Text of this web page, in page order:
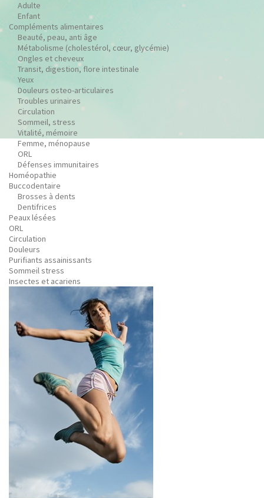
Adulte
Enfant
Compléments alimentaires
Beauté, peau, anti âge
Métabolisme (cholestérol, cœur, glycémie)
Ongles et cheveux
Transit, digestion, flore intestinale
Yeux
Douleurs osteo-articulaires
Troubles urinaires
Circulation
Sommeil, stress
Vitalité, mémoire
Femme, ménopause
ORL
Défenses immunitaires
Homéopathie
Buccodentaire
Brosses à dents
Dentifrices
Peaux lésées
ORL
Circulation
Douleurs
Purifiants assainissants
Sommeil stress
Insectes et acariens